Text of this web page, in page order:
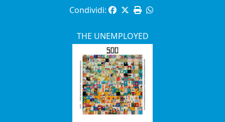
Condividi:
THE UNEMPLOYED